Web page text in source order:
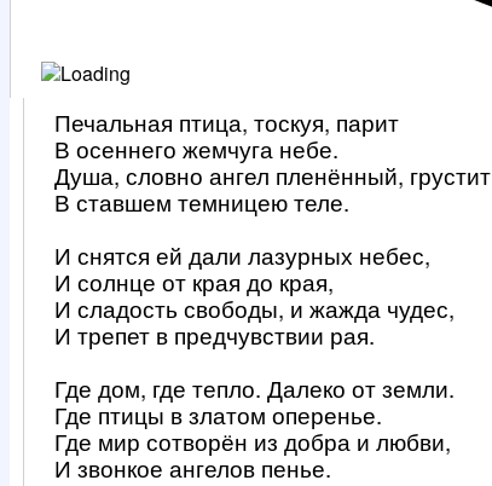
Печальная птица, тоскуя, парит
В осеннего жемчуга небе.
Душа, словно ангел пленённый, грустит
В ставшем темницею теле.
И снятся ей дали лазурных небес,
И солнце от края до края,
И сладость свободы, и жажда чудес,
И трепет в предчувствии рая.
Где дом, где тепло. Далеко от земли.
Где птицы в златом оперенье.
Где мир сотворён из добра и любви,
И звонкое ангелов пенье.